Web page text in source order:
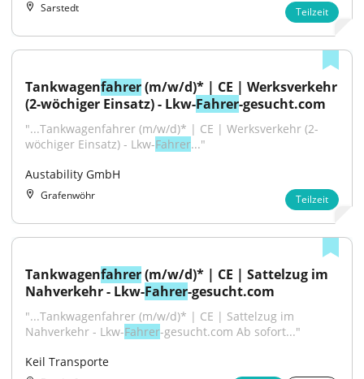
Sarstedt Teilzeit
Tankwagenfahrer (m/w/d)* | CE | Werksverkehr
(2-wöchiger Einsatz) - Lkw-Fahrer-gesucht.com
"...Tankwagenfahrer (m/w/d)* | CE | Werksverkehr (2-
wöchiger Einsatz) - Lkw-Fahrer..."
Austability GmbH
Grafenwöhr Teilzeit
Tankwagenfahrer (m/w/d)* | CE | Sattelzug im
Nahverkehr - Lkw-Fahrer-gesucht.com
"...Tankwagenfahrer (m/w/d)* | CE | Sattelzug im
Nahverkehr - Lkw-Fahrer-gesucht.com Ab sofort..."
Keil Transporte